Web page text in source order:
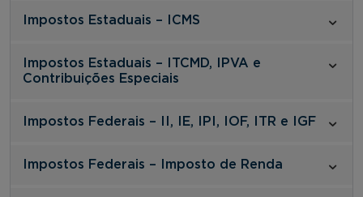
Impostos Estaduais – ICMS
Impostos Estaduais – ITCMD, IPVA e
Contribuições Especiais
Impostos Federais – II, IE, IPI, IOF, ITR e IGF
Impostos Federais – Imposto de Renda